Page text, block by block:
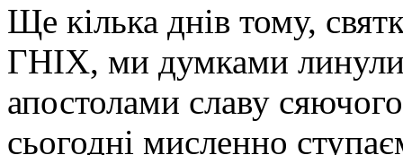
Ще кілька днів тому,
ГНІХ, ми думками линули
апостолами славу
сьогодні мисленно